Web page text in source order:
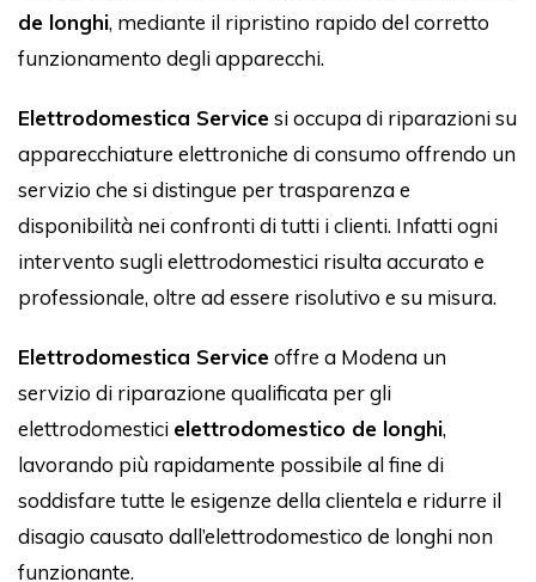
de longhi, mediante il ripristino rapido del corretto
funzionamento degli apparecchi.
Elettrodomestica Servicesi occupa di riparazioni su
apparecchiature elettroniche di consumo offrendo un
servizio che si distingue per trasparenza e
disponibilità nei confronti di tutti i clienti. Infatti ogni
intervento sugli elettrodomestici risulta accurato e
professionale, oltre ad essere risolutivo e su misura.
Elettrodomestica Serviceoffre a Modena un
servizio di riparazione qualificata per gli
elettrodomestici elettrodomestico de longhi,
lavorando più rapidamente possibile al fine di
soddisfare tutte le esigenze della clientela e ridurre il
disagio causato dall’elettrodomestico de longhi non
funzionante.